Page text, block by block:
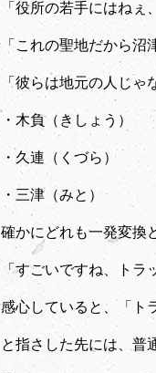
「役所の若手にはねぇ
「これの聖地だから沼
「彼らは地元の人じゃ
・木負（きしょう）
・久連（くづら）
・三津（みと）
確かにどれも一発変換
「すごいですね、トラ
感心していると、「ト
と指さした先には、普